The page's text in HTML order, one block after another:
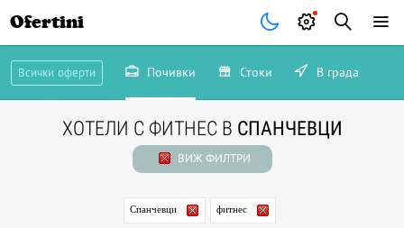
Ofertini
Всички оферти Почивки Стоки В града
ХОТЕЛИ С ФИТНЕС В СПАНЧЕВЦИ
ВИЖ ФИЛТРИ
Спанчевци фитнес